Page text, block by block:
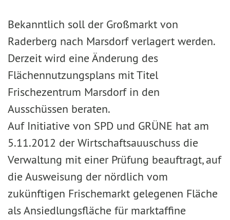
Bekanntlich soll der Großmarkt von
Raderberg nach Marsdorf verlagert werden.
Derzeit wird eine Änderung des
Flächennutzungsplans mit Titel
Frischezentrum Marsdorf in den
Ausschüssen beraten.
Auf Initiative von SPD und GRÜNE hat am
5.11.2012 der Wirtschaftsauuschuss die
Verwaltung mit einer Prüfung beauftragt, auf
die Ausweisung der nördlich vom
zukünftigen Frischemarkt gelegenen Fläche
als Ansiedlungsfläche für marktaffine